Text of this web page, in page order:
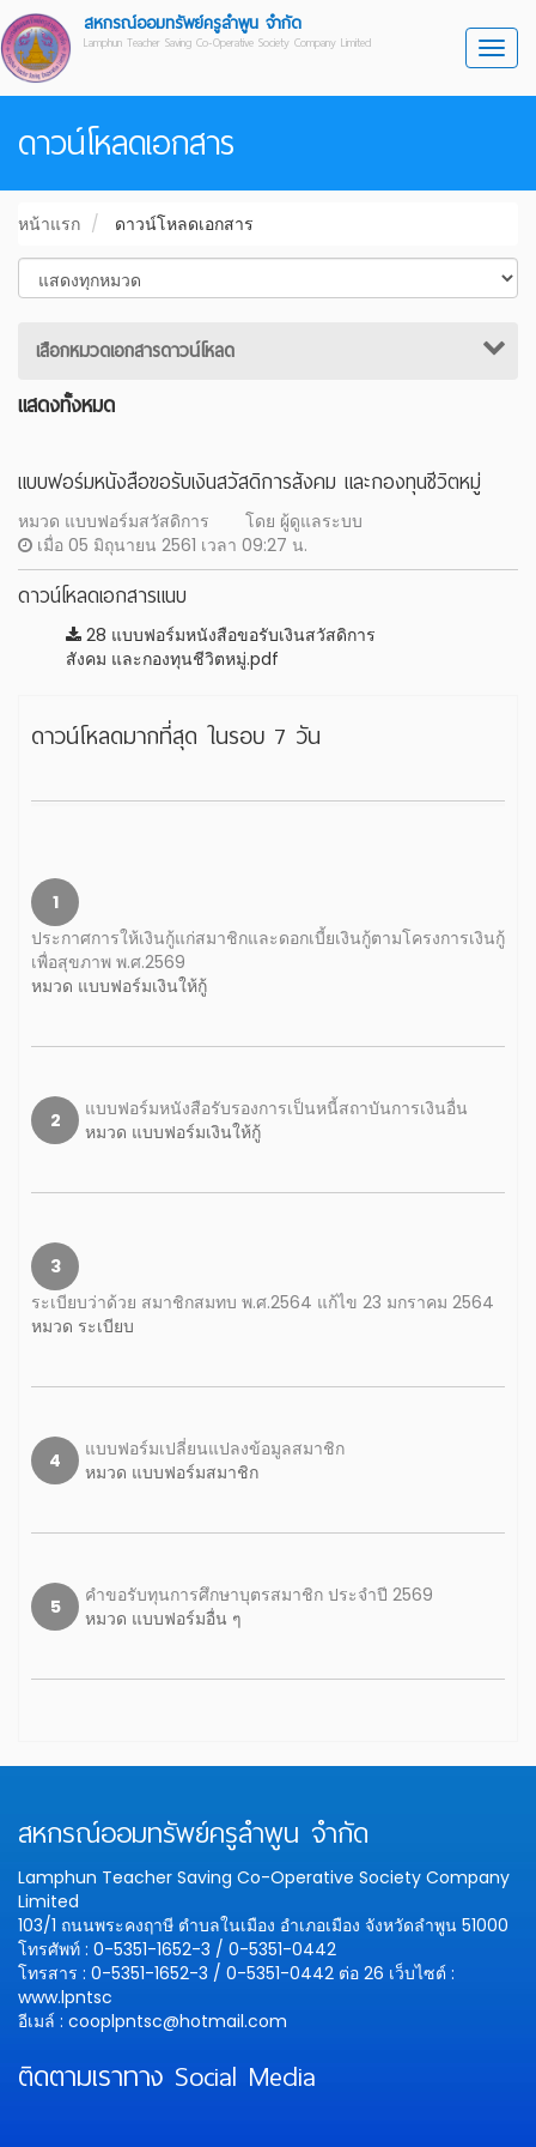
สหกรณ์ออมทรัพย์ครูลำพูน จำกัด
Lamphun Teacher Saving Co-Operative Society Company Limited
ดาวน์โหลดเอกสาร
หน้าแรก ดาวน์โหลดเอกสาร
เสือกหมวดเอกสารดาวน์โหลด
แสดงทั้งหมด
แบบฟอร์มหนังสือขอรับเงินสวัสดิการสังคม และกองทุนชีวิตหมู่
หมวด แบบฟอร์มสวัสดิการ
โดย ผู้ดูแลระบบ
เมื่อ 05 มิถุนายน 2561 เวลา 09:27 น.
ดาวน์โหลดเอกสารแนบ
28 แบบฟอร์มหนังสือขอรับเงินสวัสดิการ
สังคม และกองทุนชีวิตหมู่.pdf
ดาวน์โหลดมากที่สุด ในรอบ 7 วัน
1
ประกาศการให้เงินกู้แก่สมาชิกและดอกเบี้ยเงินกู้ตามโครงการเงินกู้
เพื่อสุขภาพ พ.ศ.2569
หมวด แบบฟอร์มเงินให้กู้
2
แบบฟอร์มหนังสือรับรองการเป็นหนี้สถาบันการเงินอื่น
หมวด แบบฟอร์มเงินให้กู้
3
ระเบียบว่าด้วย สมาชิกสมทบ พ.ศ.2564 แก้ไข 23 มกราคม 2564
หมวด ระเบียบ
4
แบบฟอร์มเปลี่ยนแปลงข้อมูลสมาชิก
หมวด แบบฟอร์มสมาชิก
5
คำขอรับทุนการศึกษาบุตรสมาชิก ประจำปี 2569
หมวด แบบฟอร์มอื่น ๆ
สหกรณ์ออมทรัพย์ครูลำพูน จำกัด
Lamphun Teacher Saving Co-Operative Society Company
Limited
103/1 ถนนพระคงฤาษี ตำบลในเมือง อำเภอเมือง จังหวัดลำพูน 51000
โทรศัพท์ : 0-5351-1652-3 / 0-5351-0442
โทรสาร : 0-5351-1652-3 / 0-5351-0442 ต่อ 26 เว็บไซต์ :
www.lpntsc
อีเมล์ : cooplpntsc@hotmail.com
ติดตามเราทาง Social Media